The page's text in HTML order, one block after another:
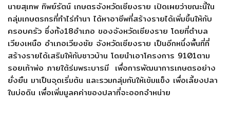
นายสุเทพ ทิพย์รัตน์ เกษตรจังหวัดเชียงราย เปิดเผยว่าขณะนี้ใน
กลุ่มเกษตรกรที่ทำไร่ทำนา ได้หาอาชีพที่สร้างรายได้เพิ่มขึ้นให้กับ
ครอบครัว ซึ่งทั้ง18อำเภอ ของจังหวัดเชียงราย โดยที่ตำบล
เวียงเหนือ อำเภอเวียงชัย จังหวัดเชียงราย เป็นอีกหนึ่งพื้นที่ที่
สร้างรายได้เสริมให้กับชาวบ้าน โดยนำเอาโครงการ 9101ตาม
รอยเท้าพ่อ ภายใต้ร่มพระบารมี เพื่อการพัฒนาการเกษตรอย่าง
ยั่งยืน มาเป็นจุดเริ่มต้น และรวมกลุ่มกันให้เข้มแข็ง เพื่อเลี้ยงปลา
ในบ่อดิน เพื่อเพิ่มมูลคค่าของปลาที่จะออกจำหน่าย